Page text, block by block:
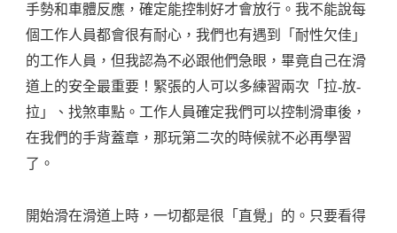
手勢和車體反應，確定能控制好才會放行。我不能說每
個工作人員都會很有耐心，我們也有遇到「耐性欠佳」
的工作人員，但我認為不必跟他們急眼，畢竟自己在滑
道上的安全最重要！緊張的人可以多練習兩次「拉-放-
拉」、找煞車點。工作人員確定我們可以控制滑車後，
在我們的手背蓋章，那玩第二次的時候就不必再學習
了。
開始滑在滑道上時，一切都是很「直覺」的。只要看得